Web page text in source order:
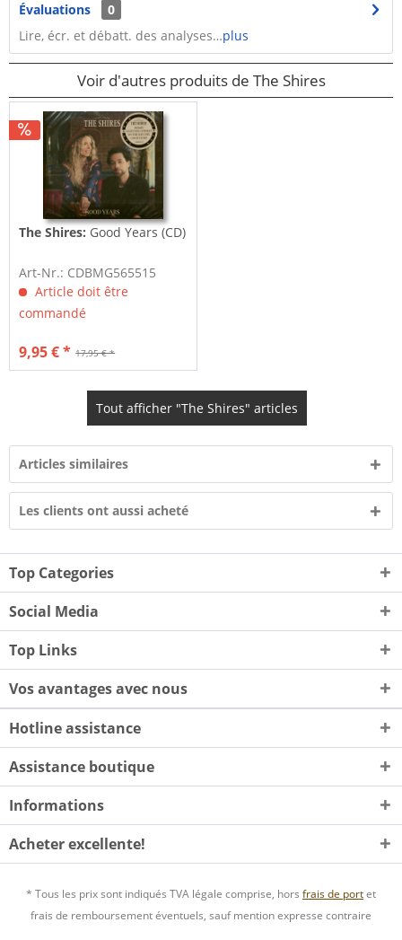
Évaluations
0
Lire, écr. et débatt. des analyses…plus
Voir d'autres produits de The Shires
The Shires: Good Years (CD)
Art-Nr.: CDBMG565515
Article doit être
commandé
17,95 € *
9,95 € *
Tout afficher "The Shires" articles
Articles similaires
Les clients ont aussi acheté
Top Categories
Social Media
Top Links
Vos avantages avec nous
Hotline assistance
Assistance boutique
Informations
Acheter excellente!
* Tous les prix sont indiqués TVA légale comprise, hors frais de portet
frais de remboursement éventuels, sauf mention expresse contraire